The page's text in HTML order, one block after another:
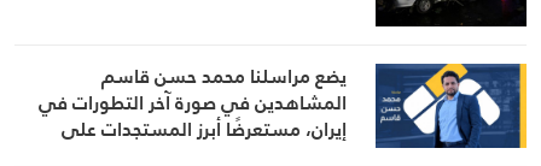
يضع مراسلنا محمد حسن قاسم
المشاهدين في صورة آخر التطورات في
إيران، مستعرضًا أبرز المستجدات على